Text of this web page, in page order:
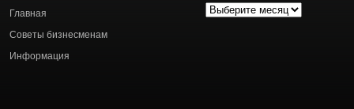
Главная
Советы бизнесменам
Информация
Архив